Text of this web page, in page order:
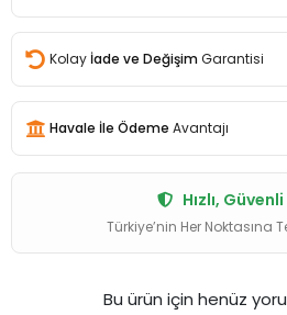
Kolay İade ve Değişim Garantisi
Havale İle Ödeme Avantajı
Hızlı,
Türkiye’nin Her Noktasına
Bu ürün için henüz